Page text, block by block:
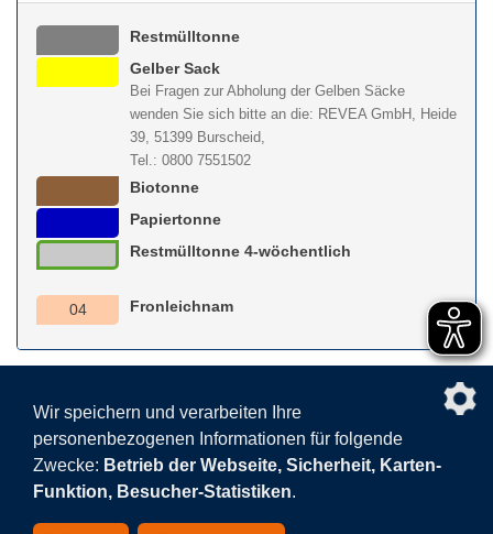
Restmülltonne
Gelber Sack
Bei Fragen zur Abholung der Gelben Säcke
wenden Sie sich bitte an die: REVEA GmbH, Heide
39, 51399 Burscheid,
Tel.: 0800 7551502
Biotonne
Papiertonne
Restmülltonne 4-wöchentlich
04 Fronleichnam
nach
Impressum
Wir speichern und verarbeiten Ihre
personenbezogenen Informationen für folgende
Zwecke: Betrieb der Webseite, Sicherheit, Karten-
Funktion, Besucher-Statistiken.